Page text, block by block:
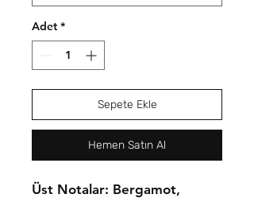
Adet *
Sepete Ekle
Hemen Satın Al
Üst Notalar: Bergamot,